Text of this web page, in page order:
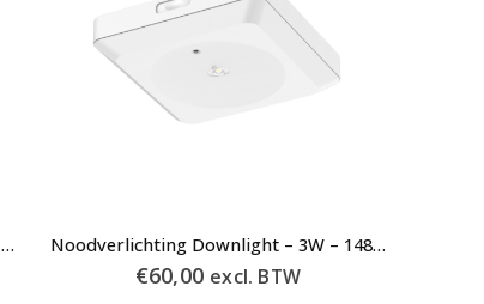
Noodverlichting Inbouwspot | 3W | Ø55mm | Zwart | Auto Test Noodverlichting Downlight – 3W – 148 x 48mm – Wit – Auto Test
€60,00 excl. BTW